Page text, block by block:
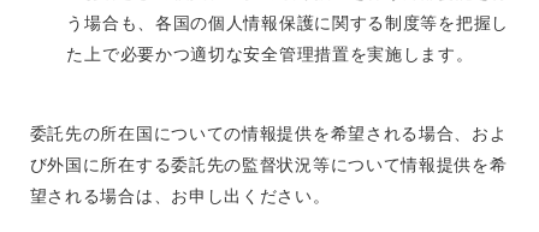
う場合も、各国の個人情報保護に関する制度等を把握し
た上で必要かつ適切な安全管理措置を実施します。
委託先の所在国についての情報提供を希望される場合、およ
び外国に所在する委託先の監督状況等について情報提供を希
望される場合は、お申し出ください。